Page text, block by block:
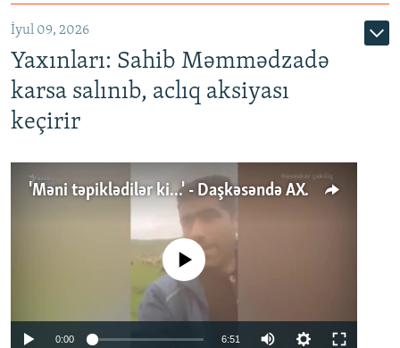
İyul 09, 2026
Yaxınları: Sahib Məmmədzadə
karsa salınıb, aclıq aksiyası
keçirir
'Məni təpiklədilər ki...' - Daşkəsəndə AXCP fəalının yaxınları onun həbsinə etiraz edirlər
No media source currently available
0:00 6:51